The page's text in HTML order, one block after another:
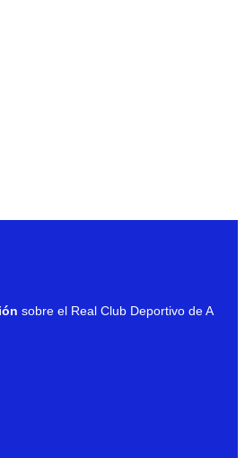
sobre el Real Club Deportivo de A